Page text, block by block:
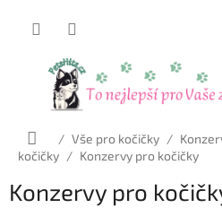
Domů
/ Vše pro kočičky /
kočičky / Konzervy pro kočičky
Konzervy pro